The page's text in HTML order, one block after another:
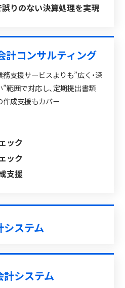
りのない決算処理を実現
計コンサルティング
務支援サービスよりも”広く・深
”範囲で対応し、定期提出書類
作成支援もカバー
ック
ック
支援
システム
計システム